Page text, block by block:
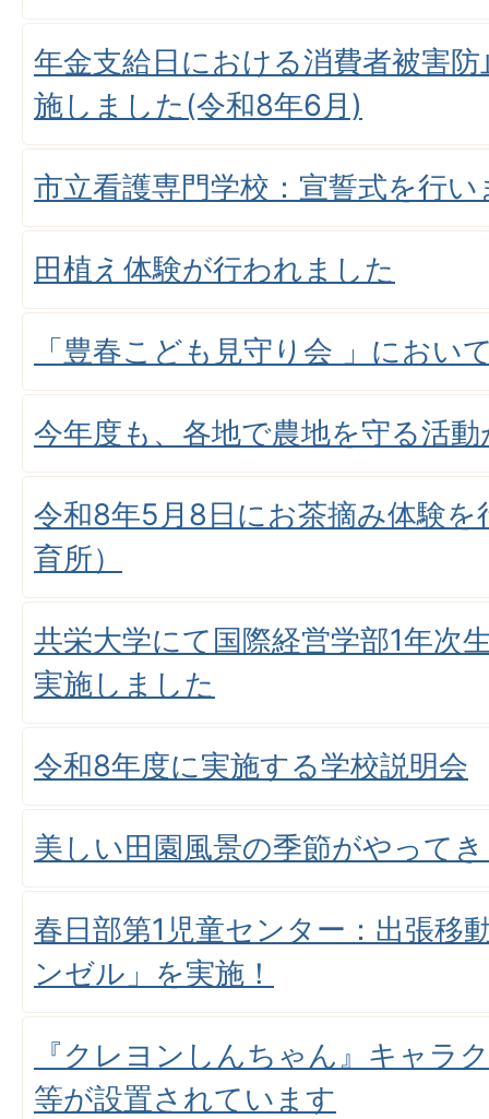
年金支給日における消費者被害
施しました(令和8年6月)
市立看護専門学校：宣誓式を行い
田植え体験が行われました
「豊春こども見守り会 」におい
今年度も、各地で農地を守る活
令和8年5月8日にお茶摘み体験を
育所）
共栄大学にて国際経営学部1年次
実施しました
令和8年度に実施する学校説明会
美しい田園風景の季節がやって
春日部第1児童センター：出張移
ンゼル」を実施！
『クレヨンしんちゃん』キャラ
等が設置されています